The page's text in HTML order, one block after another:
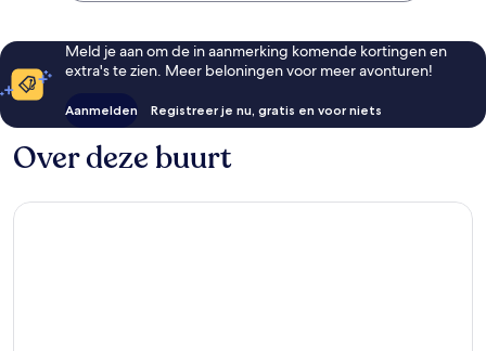
Meld je aan om de in aanmerking komende kortingen en
extra's te zien. Meer beloningen voor meer avonturen!
Aanmelden Registreer je nu, gratis en voor niets
Over deze buurt